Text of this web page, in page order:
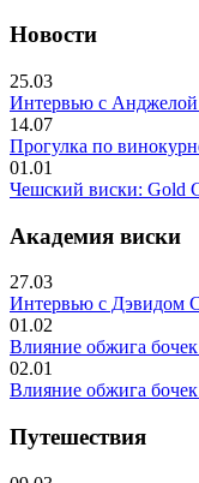
Новости
25.03
Интервью с
14.07
Прогулка по
01.01
Чешский виски: Gold
Академия виски
27.03
Интервью с Дэвидом
01.02
Влияние обжига
02.01
Влияние обжига
Путешествия